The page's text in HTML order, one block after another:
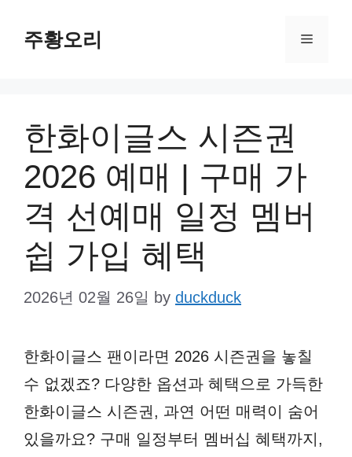
주황오리 Menu
한화이글스 시즌권
2026 예매 | 구매 가
격 선예매 일정 멤버
쉽 가입 혜택
2026년 02월 26일 by duckduck
한화이글스 팬이라면 2026 시즌권을 놓칠
수 없겠죠? 다양한 옵션과 혜택으로 가득한
한화이글스 시즌권, 과연 어떤 매력이 숨어
있을까요? 구매 일정부터 멤버십 혜택까지,